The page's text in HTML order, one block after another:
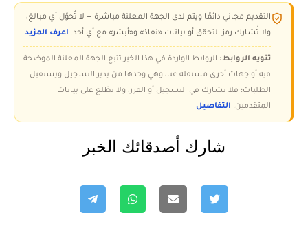
التقديم مجاني دائمًا ويتم لدى الجهة المعلنة مباشرة — لا تُحوّل أي مبالغ،
ولا تُشارك رمز التحقق أو بيانات «نفاذ» و«أبشر» مع أي أحد. اعرف المزيد
تنويه الروابط: الروابط الواردة في هذا الخبر تتبع الجهة المعلنة الموضحة
فيه أو جهات أخرى مستقلة عنا، وهي وحدها من يدير التسجيل ويستقبل
الطلبات؛ فلا نشارك في التسجيل أو الفرز، ولا نطّلع على بيانات
المتقدمين. التفاصيل
شارك أصدقائك الخبر